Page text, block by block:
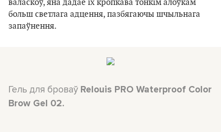
валаскоў, яна дадае іх кропкава тонкім алоўкам
больш светлага адцення, пазбягаючы шчыльнага
запаўнення.
Гель для броваў Relouis PRO Waterproof Color
Brow Gel 02.